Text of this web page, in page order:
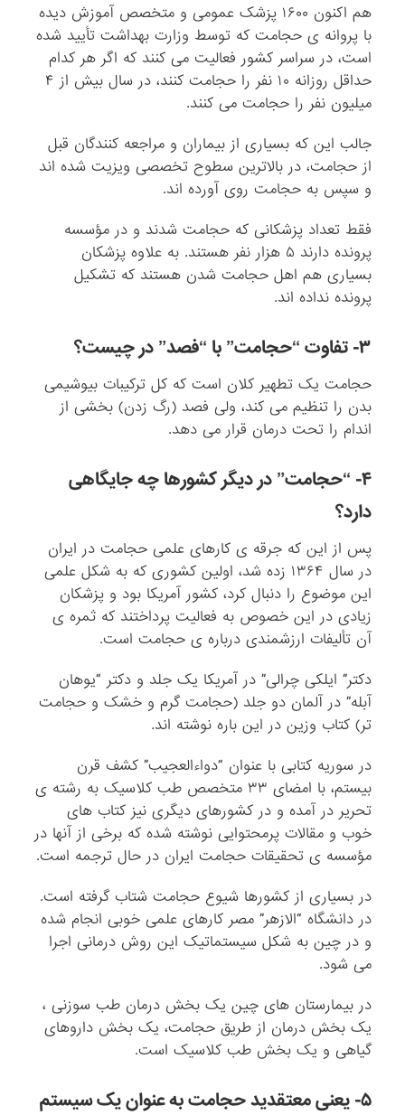
هم اکنون ۱۶۰۰ پزشک عمومی و متخصص آموزش دیده
با پروانه ی حجامت که توسط وزارت بهداشت تأیید شده
است، در سراسر کشور فعالیت می کنند که اگر هر کدام
حداقل روزانه ۱۰ نفر را حجامت کنند، در سال بیش از ۴
میلیون نفر را حجامت می کنند.
جالب این که بسیاری از بیماران و مراجعه کنندگان قبل
از حجامت، در بالاترین سطوح تخصصی ویزیت شده اند
و سپس به حجامت روی آورده اند.
فقط تعداد پزشکانی که حجامت شدند و در مؤسسه
پرونده دارند ۵ هزار نفر هستند. به علاوه پزشکان
بسیاری هم اهل حجامت شدن هستند که تشکیل
پرونده نداده اند.
۳- تفاوت “حجامت” با “فصد” در چیست؟
حجامت یک تطهیر کلان است که کل ترکیبات بیوشیمی
بدن را تنظیم می کند، ولی فصد (رگ زدن) بخشی از
اندام را تحت درمان قرار می دهد.
۴- “حجامت” در دیگر کشورها چه جایگاهی
دارد؟
پس از این که جرقه ی کارهای علمی حجامت در ایران
در سال ۱۳۶۴ زده شد، اولین کشوری که به شکل علمی
این موضوع را دنبال کرد، کشور آمریکا بود و پزشکان
زیادی در این خصوص به فعالیت پرداختند که ثمره ی
آن تألیفات ارزشمندی درباره ی حجامت است.
دکتر” ایلکی چرالی” در آمریکا یک جلد و دکتر “یوهان
آبله” در آلمان دو جلد (حجامت گرم و خشک و حجامت
تر) کتاب وزین در این باره نوشته اند.
در سوریه کتابی با عنوان “دواءالعجیب” کشف قرن
بیستم، با امضای ۳۳ متخصص طب کلاسیک به رشته ی
تحریر در آمده و در کشورهای دیگری نیز کتاب های
خوب و مقالات پرمحتوایی نوشته شده که برخی از آنها در
مؤسسه ی تحقیقات حجامت ایران در حال ترجمه است.
در بسیاری از کشورها شیوع حجامت شتاب گرفته است.
در دانشگاه “الازهر” مصر کارهای علمی خوبی انجام شده
و در چین به شکل سیستماتیک این روش درمانی اجرا
می شود.
در بیمارستان های چین یک بخش درمان طب سوزنی ،
یک بخش درمان از طریق حجامت، یک بخش داروهای
گیاهی و یک بخش طب کلاسیک است.
۵- یعنی معتقدید حجامت به عنوان یک سیستم